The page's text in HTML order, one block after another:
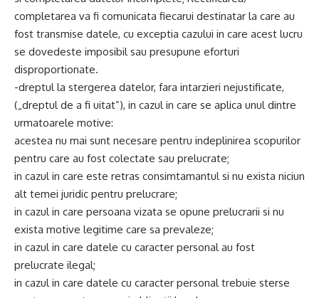
completarea va fi comunicata fiecarui destinatar la care au
fost transmise datele, cu exceptia cazului in care acest lucru
se dovedeste imposibil sau presupune eforturi
disproportionate.
-dreptul la stergerea datelor, fara intarzieri nejustificate,
(„dreptul de a fi uitat”), in cazul in care se aplica unul dintre
urmatoarele motive:
acestea nu mai sunt necesare pentru indeplinirea scopurilor
pentru care au fost colectate sau prelucrate;
in cazul in care este retras consimtamantul si nu exista niciun
alt temei juridic pentru prelucrare;
in cazul in care persoana vizata se opune prelucrarii si nu
exista motive legitime care sa prevaleze;
in cazul in care datele cu caracter personal au fost
prelucrate ilegal;
in cazul in care datele cu caracter personal trebuie sterse